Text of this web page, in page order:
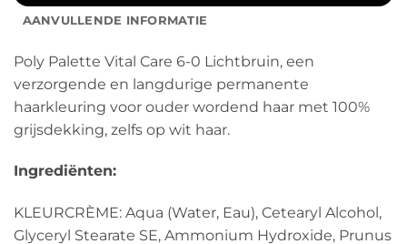
AANVULLENDE INFORMATIE
Poly Palette Vital Care 6-0 Lichtbruin, een
verzorgende en langdurige permanente
haarkleuring voor ouder wordend haar met 100%
grijsdekking, zelfs op wit haar.
Ingrediënten:
KLEURCRÈME: Aqua (Water, Eau), Cetearyl Alcohol,
Glyceryl Stearate SE, Ammonium Hydroxide, Prunus